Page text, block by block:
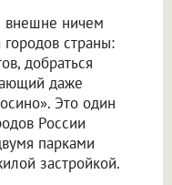
внешне ничем
страны:
добраться
даже
Это один
России
парками
застройкой.